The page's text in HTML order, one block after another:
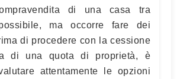
di una casa tra
ma occorre fare dei
di procedere con la cessione
di una quota di proprietà, è
attentamente le opzioni